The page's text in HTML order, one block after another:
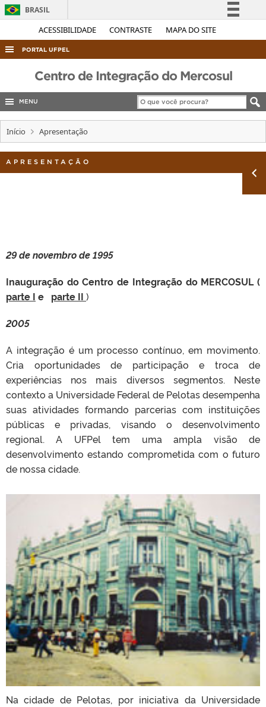
ACESSIBILIDADE CONTRASTE MAPA DO SITE
BRASIL
Simplifique!
Acesso à informação
Legislação
Canais
PORTAL UFPEL
ACESSO À INFORMAÇÃO
COBALTO
CONCURSOS
EDITAIS
Centro de Integração do Mercosul
MENU
Início Apresentação
APRESENTAÇÃO
29 de novembro de 1995
Inauguração do Centro de Integração do MERCOSUL (
parte I e parte II )
2005
A integração é um processo contínuo, em movimento.
Cria oportunidades de participação e troca de
experiências nos mais diversos segmentos. Neste
contexto a Universidade Federal de Pelotas desempenha
suas atividades formando parcerias com instituições
públicas e privadas, visando o desenvolvimento
regional. A UFPel tem uma ampla visão de
desenvolvimento estando comprometida com o futuro
de nossa cidade.
Na cidade de Pelotas, por iniciativa da Universidade